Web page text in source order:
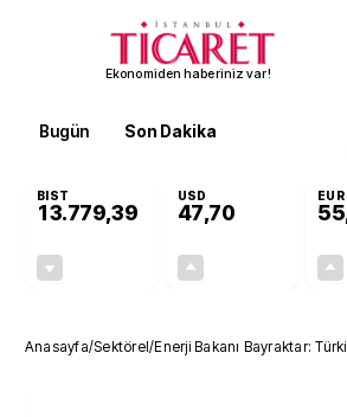
Ekonomiden haberiniz var!
Bugün Son Dakika
BIST
13.779,39
USD
47,70
EUR
Anasayfa/Sektörel/Enerji Bakanı Bayraktar: